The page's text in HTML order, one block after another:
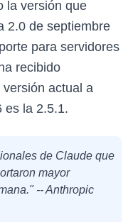
la versión que
2.0 de septiembre
para servidores
recibido
actual a
es la 2.5.1.
de Claude que
mayor
-- Anthropic